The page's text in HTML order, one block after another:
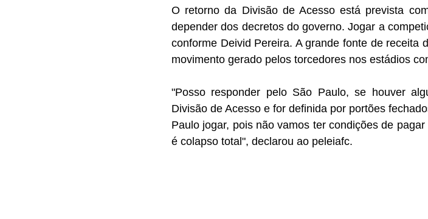
O retorno da Divisão de Acesso está prevista
depender dos decretos do governo. Jogar a
conforme Deivid Pereira. A grande fonte de receita
movimento gerado pelos torcedores nos estádios
"Posso responder pelo São Paulo, se houver
Divisão de Acesso e for definida por portões
Paulo jogar, pois não vamos ter condições de
é colapso total", declarou ao peleiafc.